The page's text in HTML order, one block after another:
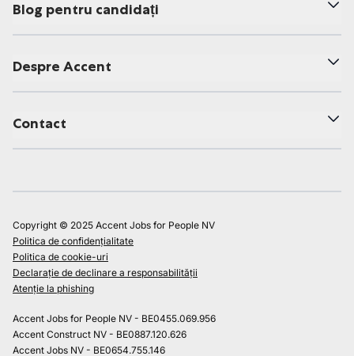
Blog pentru candidați
Despre Accent
Contact
Copyright © 2025 Accent Jobs for People NV
Politica de confidențialitate
Politica de cookie-uri
Declarație de declinare a responsabilității
Atenție la phishing
Accent Jobs for People NV - BE0455.069.956
Accent Construct NV - BE0887.120.626
Accent Jobs NV - BE0654.755.146